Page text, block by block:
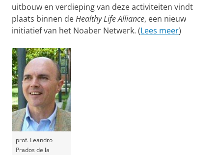
uitbouw en verdieping van deze activiteiten vindt
plaats binnen deHealthy Life Alliance, een nieuw
initiatief van het Noaber Netwerk. (Lees meer)
prof. Leandro
Prados de la